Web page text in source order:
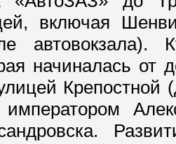
включая
автовокзала).
начиналась
Крепостной
императором